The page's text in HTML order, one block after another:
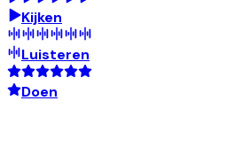
Kijken
Luisteren
Doen